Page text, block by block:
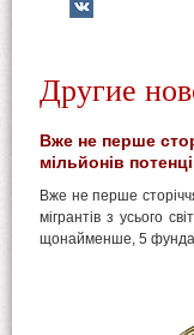
Другие
Вже не перше
мільйонів
Вже не перше
мігрантів з усього
щонайменше, 5